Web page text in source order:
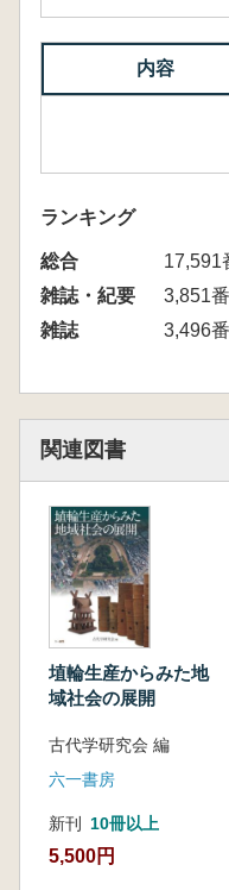
内容
ランキング
総合
17,591
雑誌・紀要
3,851
雑誌
3,496
関連図書
埴輪生産からみた地
域社会の展開
古代学研究会 編
六一書房
新刊 10冊以上
5,500円